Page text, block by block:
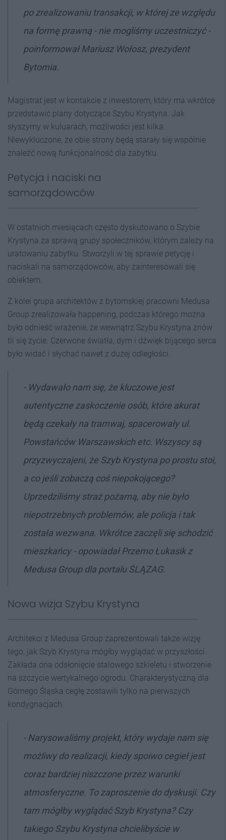
po zrealizowaniu transakcji, w której ze względu
na formę prawną - nie mogliśmy uczestniczyć -
poinformował Mariusz Wołosz, prezydent
Bytomia.
Magistrat jest w kontakcie z inwestorem, który ma wkrótce
przedstawić plany dotyczące Szybu Krystyna. Jak
słyszymy w kuluarach, możliwości jest kilka.
Niewykluczone, że obie strony będą starały się wspólnie
znaleźć nową funkcjonalność dla zabytku.
Petycja i naciski na
samorządowców
W ostatnich miesiącach często dyskutowano o Szybie
Krystyna za sprawą grupy społeczników, którym zależy na
uratowaniu zabytku. Stworzyli w tej sprawie petycję i
naciskali na samorządowców, aby zainteresowali się
obiektem.
Z kolei grupa architektów z bytomskiej pracowni Medusa
Group zrealizowała happening, podczas którego można
było odnieść wrażenie, że wewnątrz Szybu Krystyna znów
tli się życie. Czerwone światła, dym i dźwięk bijącego serca
było widać i słychać nawet z dużej odległości.
- Wydawało nam się, że kluczowe jest
autentyczne zaskoczenie osób, które akurat
będą czekały na tramwaj, spacerowały ul.
Powstańców Warszawskich etc. Wszyscy są
przyzwyczajeni, że Szyb Krystyna po prostu stoi,
a co jeśli zobaczą coś niepokojącego?
Uprzedziliśmy straż pożarną, aby nie było
niepotrzebnych problemów, ale policja i tak
została wezwana. Wkrótce zaczęli się schodzić
mieszkańcy - opowiadał Przemo Łukasik z
Medusa Group dla portalu ŚLĄZAG.
Nowa wizja Szybu Krystyna
Architekci z Medusa Group zaprezentowali także wizję
tego, jak Szyb Krystyna mógłby wyglądać w przyszłości.
Zakłada ona odsłonięcie stalowego szkieletu i stworzenie
na szczycie wertykalnego ogrodu. Charakterystyczną dla
Górnego Śląska cegłę zostawili tylko na pierwszych
kondygnacjach.
- Narysowaliśmy projekt, który wydaje nam się
możliwy do realizacji, kiedy spoiwo cegieł jest
coraz bardziej niszczone przez warunki
atmosferyczne. To zaproszenie do dyskusji. Czy
tam mógłby wyglądać Szyb Krystyna? Czy
takiego Szybu Krystyna chcielibyście w